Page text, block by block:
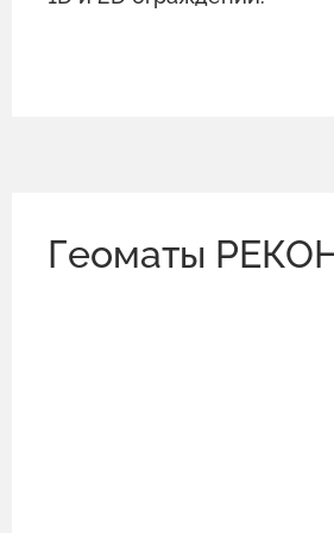
Геоматы